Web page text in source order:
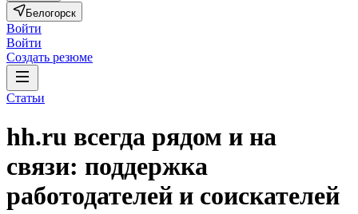
Белогорск
Войти
Войти
Создать резюме
Статьи
hh.ru всегда рядом и на
связи: поддержка
работодателей и соискателей